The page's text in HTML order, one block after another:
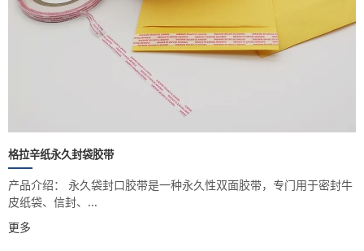
格拉辛纸永久封袋胶带
产品介绍： 永久袋封口胶带是一种永久性双面胶带，专门用于密封牛
皮纸袋、信封、...
更多